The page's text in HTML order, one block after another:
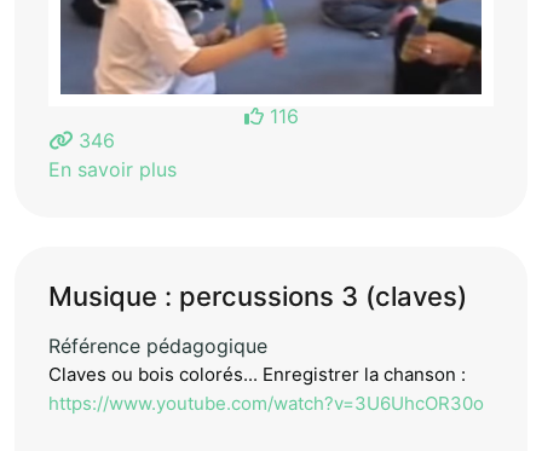
116
346
En savoir plus
Musique : percussions 3 (claves)
Référence pédagogique
Claves ou bois colorés... Enregistrer la chanson :
https://www.youtube.com/watch?v=3U6UhcOR30o